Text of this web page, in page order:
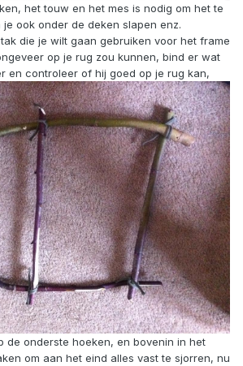
het touw en het mes is nodig om het te
ook onder de deken slapen enz.
die je wilt gaan gebruiken voor het frame
op je rug zou kunnen, bind er wat
en controleer of hij goed op je rug kan,
de onderste hoeken, en bovenin in het
om aan het eind alles vast te sjorren, nu